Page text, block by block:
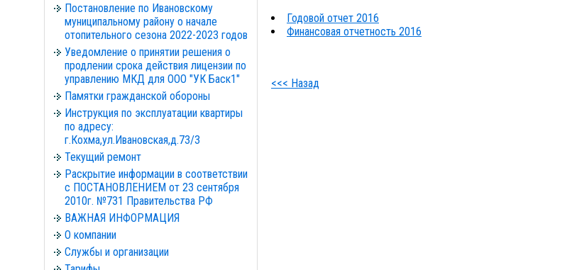
Постановление по Ивановскому
муниципальному району о начале
отопительного сезона 2022-2023 годов
Уведомление о принятии решения о
продлении срока действия лицензии по
управлению МКД для ООО "УК Баск1"
Памятки гражданской обороны
Инструкция по эксплуатации квартиры
по адресу:
г.Кохма,ул.Ивановская,д.73/3
Текущий ремонт
Раскрытие информации в соответствии
с ПОСТАНОВЛЕНИЕМ от 23 сентября
2010г. №731 Правительства РФ
ВАЖНАЯ ИНФОРМАЦИЯ
О компании
Службы и организации
Годовой отчет 2016
Финансовая отчетность 2016
<<< Назад